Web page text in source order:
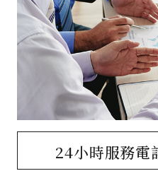
24小時服務電